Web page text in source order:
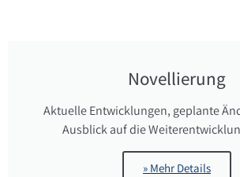
Novellierung
Aktuelle Entwicklungen, geplante
Ausblick auf die
» Mehr Details